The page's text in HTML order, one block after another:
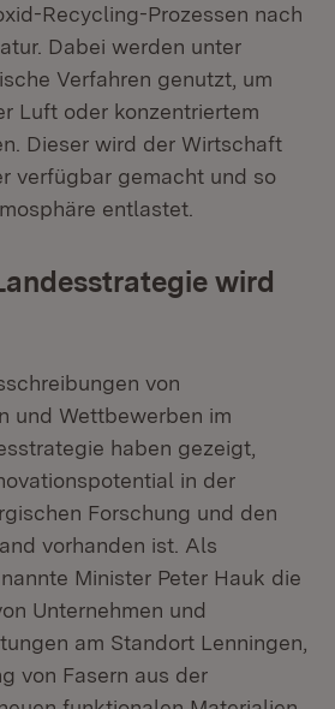
Recycling-Prozessen nach
Dabei werden unter
Verfahren genutzt, um
Luft oder konzentriertem
Dieser wird der Wirtschaft
verfügbar gemacht und so
entlastet.
wird
von
und Wettbewerben im
haben gezeigt,
in der
Forschung und den
vorhanden ist. Als
Minister Peter Hauk die
Unternehmen und
am Standort Lenningen,
von Fasern aus der